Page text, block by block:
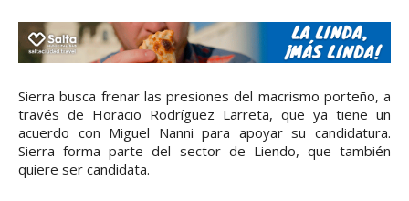
Sierra busca frenar las presiones del macrismo porteño, a
través de Horacio Rodríguez Larreta, que ya tiene un
acuerdo con Miguel Nanni para apoyar su candidatura.
Sierra forma parte del sector de Liendo, que también
quiere ser candidata.